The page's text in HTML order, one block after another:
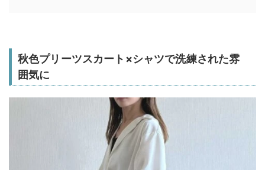
秋色プリーツスカート×シャツで洗練された雰
囲気に